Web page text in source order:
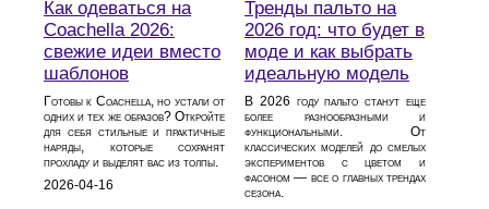
Как одеваться на
Coachella 2026:
свежие идеи вместо
шаблонов
Готовы к Coachella, но устали от
одних и тех же образов? Откройте
для себя стильные и практичные
наряды, которые сохранят
прохладу и выделят вас из толпы.
2026-04-16
Тренды пальто на
2026 год: что будет в
моде и как выбрать
идеальную модель
В 2026 году пальто станут еще
более разнообразными и
функциональными. От
классических моделей до смелых
экспериментов с цветом и
фасоном — все о главных трендах
сезона.